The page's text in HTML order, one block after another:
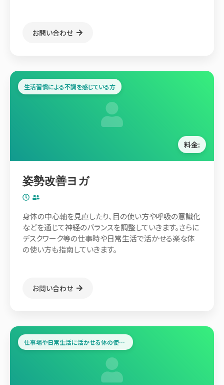
お問い合わせ
生活習慣による不調を感じている方
料金:
姿勢改善ヨガ
身体の中心軸を見直したり、目の使い方や呼吸の意識化
などを通じて神経のバランスを調整していきます。さらに
デスクワーク等の仕事時や日常生活で活かせる楽な体
の使い方も指南していきます。
お問い合わせ
仕事場や日常生活に活かせる体の使い方